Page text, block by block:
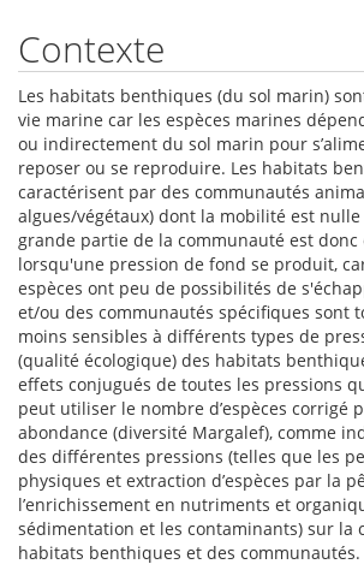
Contexte
Les habitats benthiques (du sol marin)
vie marine car les espèces marines
ou indirectement du sol marin pour
reposer ou se reproduire. Les habitats
caractérisent par des communautés
algues/végétaux) dont la mobilité est
grande partie de la communauté est donc
lorsqu'une pression de fond se produit,
espèces ont peu de possibilités de
et/ou des communautés spécifiques sont
moins sensibles à différents types de
(qualité écologique) des habitats
effets conjugués de toutes les pressions
peut utiliser le nombre d’espèces corrigé
abondance (diversité Margalef), comme
des différentes pressions (telles que les
physiques et extraction d’espèces par la
l’enrichissement en nutriments et
sédimentation et les contaminants) sur la
habitats benthiques et des communautés.